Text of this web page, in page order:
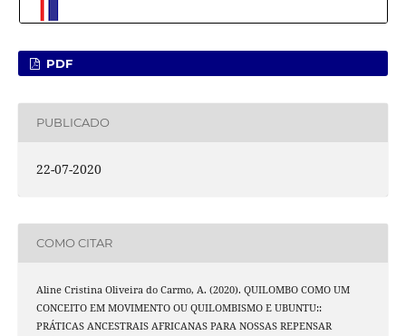
PDF
PUBLICADO
22-07-2020
COMO CITAR
Aline Cristina Oliveira do Carmo, A. (2020). QUILOMBO COMO UM
CONCEITO EM MOVIMENTO OU QUILOMBISMO E UBUNTU::
PRÁTICAS ANCESTRAIS AFRICANAS PARA NOSSAS REPENSAR